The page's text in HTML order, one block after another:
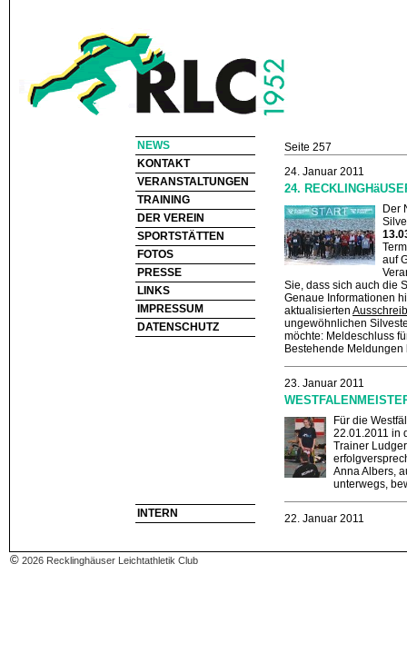
NEWS
KONTAKT
VERANSTALTUNGEN
TRAINING
DER VEREIN
SPORTSTÄTTEN
FOTOS
PRESSE
LINKS
IMPRESSUM
DATENSCHUTZ
INTERN
Seite 257
24. Januar 2011
24.
Der
auf
Sie, dass sich auch die
Genaue Informationen
aktualisierten
ungewöhnlichen
möchte: Meldeschluss
Bestehende
23. Januar 2011
Für die
22.01.2011 in
Trainer
Anna Albers,
unterwegs,
22. Januar 2011
BESTLEISTUNGEN
© 2026 Recklinghäuser Leichtathletik Club